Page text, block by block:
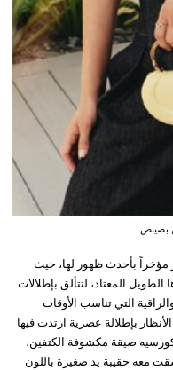
بصيبص
مؤخراً بأحدث ظهور لها، حيث
المعتاد، لتتألق بإطلالات
التي تناسب الأوقات
بإطلالة عصرية ارتدت فيها
ضيقة مكشوفة الكتفين،
معه حقيبة يد صغيرة باللون